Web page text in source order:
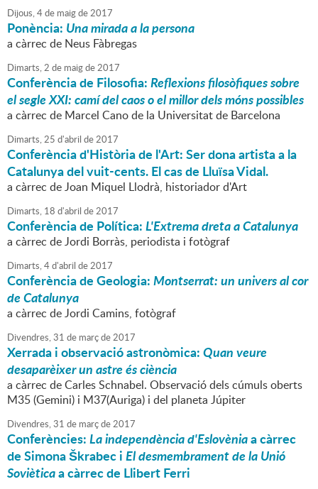
Dijous,4de maigde2017
Ponència: Una mirada a la persona
a càrrec de Neus Fàbregas
Dimarts,2 de maigde2017
Conferència de Filosofia:Reflexions filosòfiques sobre
el segle XXI: camí del caos o el millor dels móns possibles
a càrrec de Marcel Cano de la Universitat de Barcelona
Dimarts,25 d'abril de2017
Conferència d'Història de l'Art: Ser dona artista a la
Catalunya del vuit-cents. El cas de Lluïsa Vidal.
a càrrec de Joan Miquel Llodrà, historiador d'Art
Dimarts, 18 d'abril de2017
Conferència de Política:L'Extrema dreta a Catalunya
a càrrec de Jordi Borràs, periodista i fotògraf
Dimarts,4d'abril de2017
Conferència de Geologia:Montserrat: un univers al cor
de Catalunya
a càrrec de Jordi Camins, fotògraf
Divendres,31 de marçde2017
Xerrada i observació astronòmica:Quan veure
desaparèixer un astre és ciència
a càrrec de Carles Schnabel. Observació dels cúmuls oberts
M35 (Gemini) i M37(Auriga) i del planeta Júpiter
Divendres,31 de marçde2017
Conferències:La independència d'Eslovèniaa càrrec
de Simona Škrabec iEl desmembrament de la Unió
Sovièticaa càrrec de Llibert Ferri